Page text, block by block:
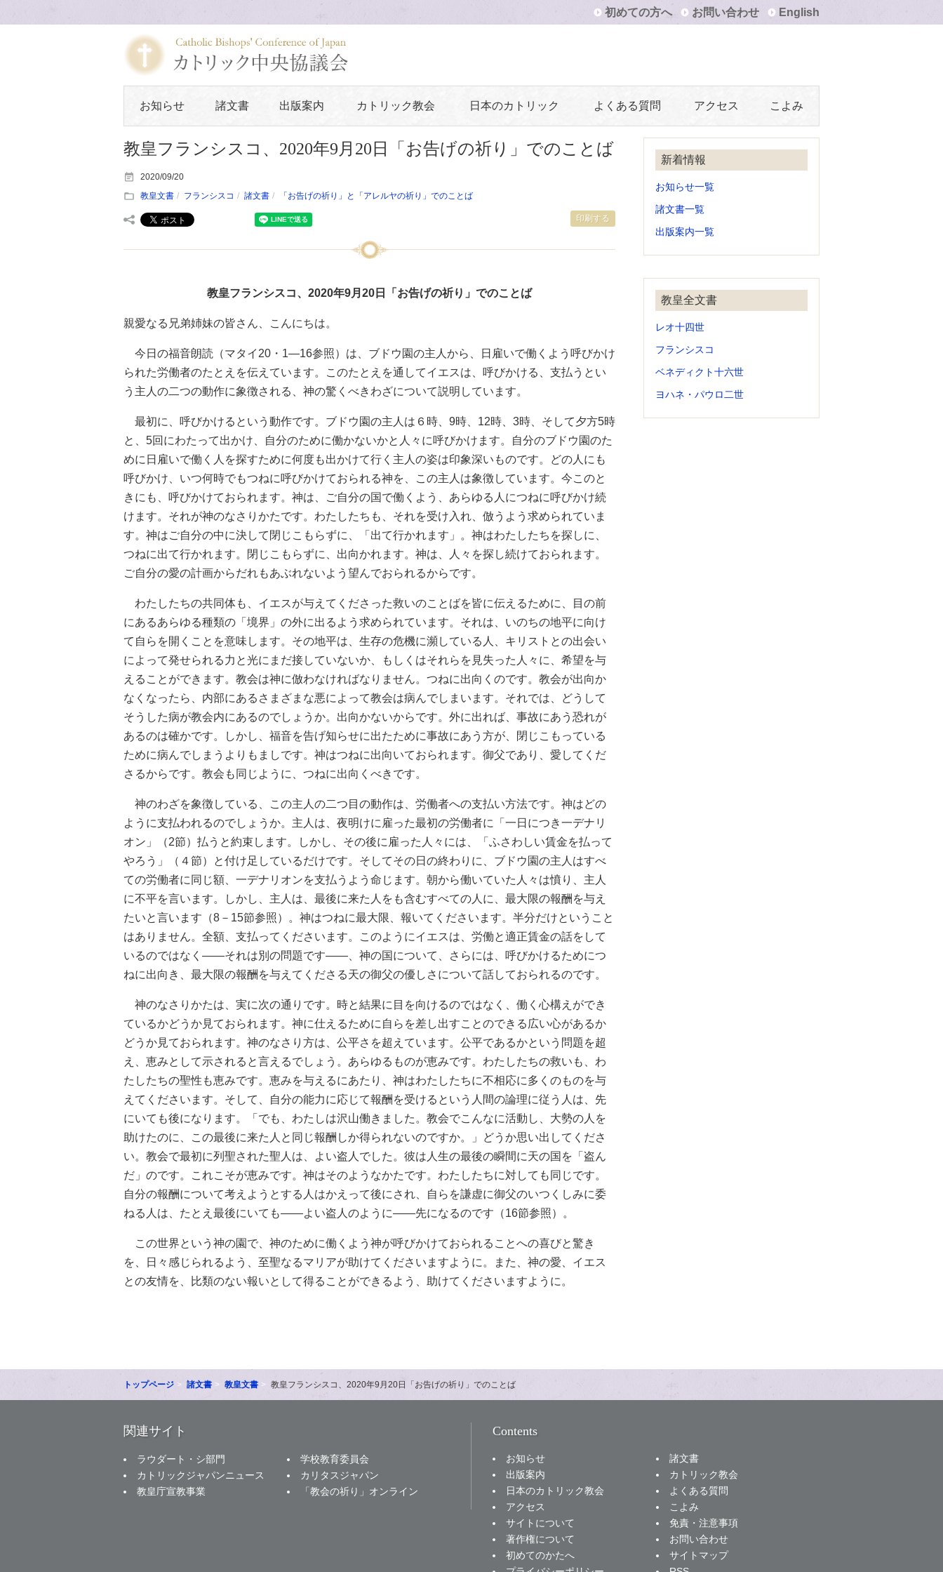
初めての方へ お問い合わせ English
お知らせ 諸文書 出版案内 カトリック教会 日本のカトリック よくある質問 アクセス こよみ
教皇フランシスコ、2020年9月20日「お告げの祈り」でのことば
印刷する
2020/09/20
教皇文書
フランシスコ 諸文書 「お告げの祈り」と「アレルヤの祈り」でのことば
教皇フランシスコ、2020年9月20日「お告げの祈り」でのことば
親愛なる兄弟姉妹の皆さん、こんにちは。
今日の福音朗読（マタイ20・1―16参照）は、ブドウ園の主人から、日雇いで働くよう呼びかけ
られた労働者のたとえを伝えています。このたとえを通してイエスは、呼びかける、支払うとい
う主人の二つの動作に象徴される、神の驚くべきわざについて説明しています。
最初に、呼びかけるという動作です。ブドウ園の主人は６時、9時、12時、3時、そして夕方5時
と、5回にわたって出かけ、自分のために働かないかと人々に呼びかけます。自分のブドウ園のた
めに日雇いで働く人を探すために何度も出かけて行く主人の姿は印象深いものです。どの人にも
呼びかけ、いつ何時でもつねに呼びかけておられる神を、この主人は象徴しています。今このと
きにも、呼びかけておられます。神は、ご自分の国で働くよう、あらゆる人につねに呼びかけ続
けます。それが神のなさりかたです。わたしたちも、それを受け入れ、倣うよう求められていま
す。神はご自分の中に決して閉じこもらずに、「出て行かれます」。神はわたしたちを探しに、
つねに出て行かれます。閉じこもらずに、出向かれます。神は、人々を探し続けておられます。
ご自分の愛の計画からだれもあぶれないよう望んでおられるからです。
わたしたちの共同体も、イエスが与えてくださった救いのことばを皆に伝えるために、目の前
にあるあらゆる種類の「境界」の外に出るよう求められています。それは、いのちの地平に向け
て自らを開くことを意味します。その地平は、生存の危機に瀕している人、キリストとの出会い
によって発せられる力と光にまだ接していないか、もしくはそれらを見失った人々に、希望を与
えることができます。教会は神に倣わなければなりません。つねに出向くのです。教会が出向か
なくなったら、内部にあるさまざまな悪によって教会は病んでしまいます。それでは、どうして
そうした病が教会内にあるのでしょうか。出向かないからです。外に出れば、事故にあう恐れが
あるのは確かです。しかし、福音を告げ知らせに出たために事故にあう方が、閉じこもっている
ために病んでしまうよりもましです。神はつねに出向いておられます。御父であり、愛してくだ
さるからです。教会も同じように、つねに出向くべきです。
神のわざを象徴している、この主人の二つ目の動作は、労働者への支払い方法です。神はどの
ように支払われるのでしょうか。主人は、夜明けに雇った最初の労働者に「一日につき一デナリ
オン」（2節）払うと約束します。しかし、その後に雇った人々には、「ふさわしい賃金を払って
やろう」（４節）と付け足しているだけです。そしてその日の終わりに、ブドウ園の主人はすべ
ての労働者に同じ額、一デナリオンを支払うよう命じます。朝から働いていた人々は憤り、主人
に不平を言います。しかし、主人は、最後に来た人をも含むすべての人に、最大限の報酬を与え
たいと言います（8－15節参照）。神はつねに最大限、報いてくださいます。半分だけということ
はありません。全額、支払ってくださいます。このようにイエスは、労働と適正賃金の話をして
いるのではなく――それは別の問題です――、神の国について、さらには、呼びかけるためにつ
ねに出向き、最大限の報酬を与えてくださる天の御父の優しさについて話しておられるのです。
神のなさりかたは、実に次の通りです。時と結果に目を向けるのではなく、働く心構えができ
ているかどうか見ておられます。神に仕えるために自らを差し出すことのできる広い心があるか
どうか見ておられます。神のなさり方は、公平さを超えています。公平であるかという問題を超
え、恵みとして示されると言えるでしょう。あらゆるものが恵みです。わたしたちの救いも、わ
たしたちの聖性も恵みです。恵みを与えるにあたり、神はわたしたちに不相応に多くのものを与
えてくださいます。そして、自分の能力に応じて報酬を受けるという人間の論理に従う人は、先
にいても後になります。「でも、わたしは沢山働きました。教会でこんなに活動し、大勢の人を
助けたのに、この最後に来た人と同じ報酬しか得られないのですか。」どうか思い出してくださ
い。教会で最初に列聖された聖人は、よい盗人でした。彼は人生の最後の瞬間に天の国を「盗ん
だ」のです。これこそが恵みです。神はそのようなかたです。わたしたちに対しても同じです。
自分の報酬について考えようとする人はかえって後にされ、自らを謙虚に御父のいつくしみに委
ねる人は、たとえ最後にいても――よい盗人のように――先になるのです（16節参照）。
この世界という神の園で、神のために働くよう神が呼びかけておられることへの喜びと驚き
を、日々感じられるよう、至聖なるマリアが助けてくださいますように。また、神の愛、イエス
との友情を、比類のない報いとして得ることができるよう、助けてくださいますように。
新着情報
お知らせ一覧
諸文書一覧
出版案内一覧
教皇全文書
レオ十四世
フランシスコ
ベネディクト十六世
ヨハネ・パウロ二世
トップページ 諸文書 教皇文書 教皇フランシスコ、2020年9月20日「お告げの祈り」でのことば
関連サイト
ラウダート・シ部門
学校教育委員会
カトリックジャパンニュース
カリタスジャパン
教皇庁宣教事業
「教会の祈り」オンライン
Contents
お知らせ
諸文書
出版案内
カトリック教会
日本のカトリック教会
よくある質問
アクセス
こよみ
サイトについて
免責・注意事項
著作権について
お問い合わせ
初めてのかたへ
サイトマップ